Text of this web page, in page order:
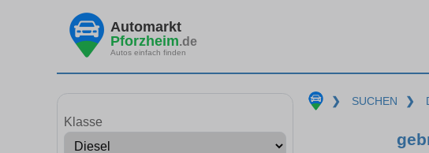
Automarkt
Pforzheim.de
Autos einfach finden
Klasse
❯ SUCHEN ❯